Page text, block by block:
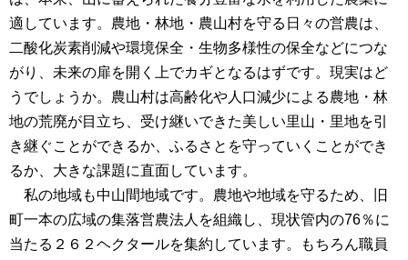
適しています。農地・林地・農山村を守る日々の営農は、
二酸化炭素削減や環境保全・生物多様性の保全などにつな
がり、未来の扉を開く上でカギとなるはずです。現実はど
うでしょうか。農山村は高齢化や人口減少による農地・林
地の荒廃が目立ち、受け継いできた美しい里山・里地を引
き継ぐことができるか、ふるさとを守っていくことができ
るか、大きな課題に直面しています。
私の地域も中山間地域です。農地や地域を守るため、旧
町一本の広域の集落営農法人を組織し、現状管内の76％に
当たる２６２ヘクタールを集約しています。もちろん職員